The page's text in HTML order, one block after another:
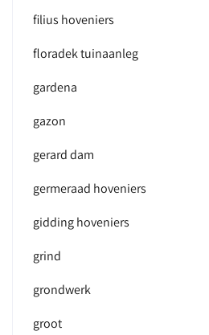
filius hoveniers
floradek tuinaanleg
gardena
gazon
gerard dam
germeraad hoveniers
gidding hoveniers
grind
grondwerk
groot